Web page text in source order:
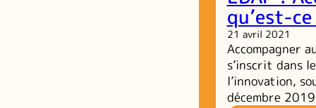
qu’est-
21 avril 2021
Accompagner
s’inscrit dans
l’innovation,
décembre